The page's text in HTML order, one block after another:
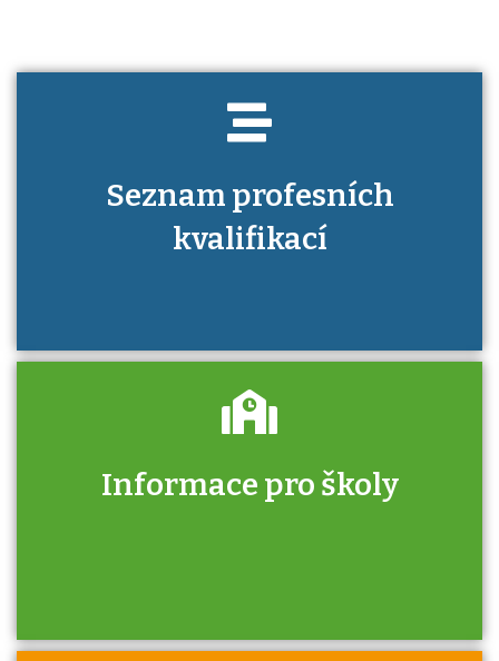
Seznam profesních
kvalifikací
Informace pro školy
Zjistěte, jak se přihlásit ke zkoušce a kde